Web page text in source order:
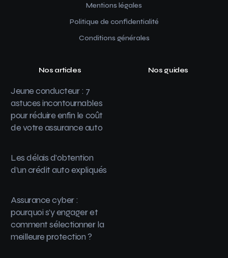
Mentions légales
Politique de confidentialité
Conditions générales
Nos articles
Jeune conducteur : 7
astuces incontournables
pour réduire enfin le coût
de votre assurance auto
Les délais d’obtention
d’un crédit auto expliqués
Assurance cyber :
pourquoi s’y engager et
comment sélectionner la
meilleure protection ?
Nos guides